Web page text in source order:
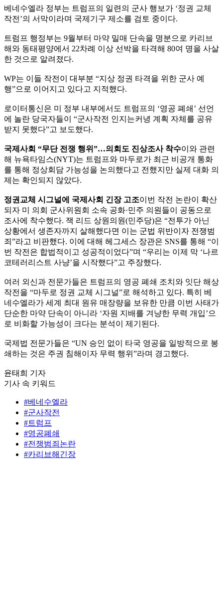
베네수엘라 정부는 트럼프의 일련의 군사 행보가 ‘정권 교체
작전’의 서막이라며 국제기구 제소를 검토 중이다.
트럼프 행정부는 9월부터 마약 밀매 단속을 명분으로 카리브
해와 동태평양에서 22차례 이상 선박을 타격해 80여 명을 사살
한 것으로 알려졌다.
WP는 이들 작전이 대부분 “지상 정권 타격을 위한 군사 예
행”으로 이어지고 있다고 지적했다.
로이터통신은 미 정부 내부에서도 트럼프의 ‘영공 폐쇄’ 선언
에 놀란 당국자들이 “군사작전 인지는커녕 계획 자체를 공유
받지 못했다”고 보도했다.
국제사회 “무단 전쟁 행위”…의회도 진상조사 착수이와 관련
해 뉴욕타임스(NYT)는 트럼프와 마두로가 최근 비공개 통화
를 통해 정상회담 가능성을 논의했다고 전했지만 실제 대화 의
제는 확인되지 않았다.
정권교체 시그널에 국제사회 긴장 고조이번 작전 논란이 확산
되자 미 의회 군사위원회 소속 공화·민주 의원들이 공동으로
조사에 착수했다. 잭 리드 상원의원(민주당)은 “전투가 아닌
상황에서 생존자까지 살해했다면 이는 군법 위반이자 전쟁범
죄”라고 비판했다. 이에 대해 헤그세스 장관은 SNS를 통해 “이
번 작전은 합법적이고 성공적이었다”며 “우리는 이제 막 ‘나르
코테러리스트 사냥’을 시작했다”고 주장했다.
여러 외신과 전문가들은 트럼프의 영공 폐쇄 조치와 잇단 해상
작전을 “마두로 정권 교체 시그널”로 해석하고 있다. 특히 베
네수엘라가 세계 최대 원유 매장량을 보유한 만큼 이번 사태가
단순한 마약 단속이 아니라 ‘자원 지배를 겨냥한 무력 개입’으
로 비화할 가능성이 크다는 분석이 제기된다.
국제법 전문가들은 “UN 승인 없이 타국 영공을 일방적으로 봉
쇄하는 것은 주권 침해이자 무력 행위”라며 경고했다.
윤태희 기자
기사 속 키워드
#베네수엘라
#군사작전
#트럼프
#영공폐쇄
#전쟁범죄논란
#카리브해긴장